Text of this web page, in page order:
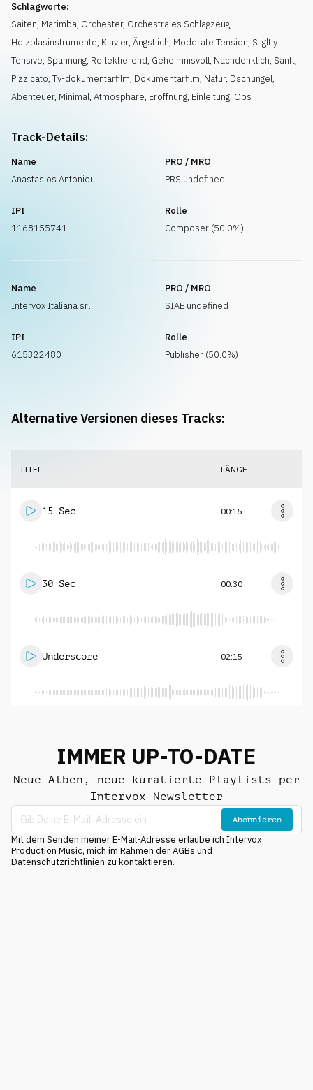
Schlagworte:
Saiten, Marimba, Orchester, Orchestrales Schlagzeug,
Holzblasinstrumente, Klavier, Ängstlich, Moderate Tension, Sligltly
Tensive, Spannung, Reflektierend, Geheimnisvoll, Nachdenklich, Sanft,
Pizzicato, Tv-dokumentarfilm, Dokumentarfilm, Natur, Dschungel,
Abenteuer, Minimal, Atmosphäre, Eröffnung, Einleitung, Obs
Track-Details:
Name
Anastasios Antoniou
PRO / MRO
PRS undefined
IPI
1168155741
Rolle
Composer (50.0%)
Name
Intervox Italiana srl
PRO / MRO
SIAE undefined
IPI
615322480
Rolle
Publisher (50.0%)
Alternative Versionen dieses Tracks:
TITEL LÄNGE
15 Sec 00:15
30 Sec 00:30
Underscore 02:15
IMMER UP-TO-DATE
Neue Alben, neue kuratierte Playlists per
Intervox-Newsletter
Abonnieren
Mit dem Senden meiner E-Mail-Adresse erlaube ich Intervox
Production Music, mich im Rahmen der AGBs und
Datenschutzrichtlinien zu kontaktieren.